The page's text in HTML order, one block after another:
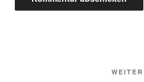
WEITER